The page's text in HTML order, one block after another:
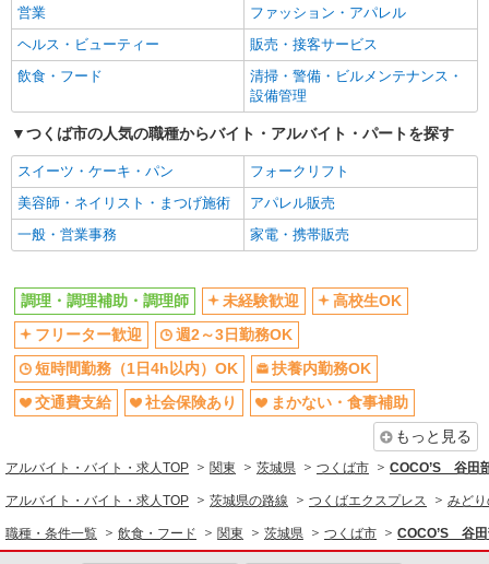
交通費支給
社会保険あり
まかない・食事補助
社員登用あり
同じ職種から求人を探す
飲食・フード
調理・調理補助・調理師
同じ特徴から求人を探す
未経験歓迎
高校生OK
扶養内勤務OK
交通費支給
社会保険あり
まかない・食事補助
社員登用あり
営業
ファッション・アパレル
ヘルス・ビューティー
販売・接客サービス
飲食・フード
清掃・警備・ビルメンテナンス・
設備管理
つくば市の人気の職種からバイト・アルバイト・パートを探す
スイーツ・ケーキ・パン
フォークリフト
美容師・ネイリスト・まつげ施術
アパレル販売
一般・営業事務
家電・携帯販売
調理・調理補助・調理師 未経験歓迎
高校生OK
フリーター歓迎
週2～3日勤務OK
短時間勤務（1日4h以内）OK
扶養内勤務OK
交通費支給
社会保険あり
まかない・食事補助
もっと見る
アルバイト・バイト・求人TOP 関東 茨城県 つくば市 COCO’S 谷田
アルバイト・バイト・求人TOP 茨城県の路線 つくばエクスプレス みど
職種・条件一覧 飲食・フード 関東 茨城県 つくば市 COCO’S 谷田